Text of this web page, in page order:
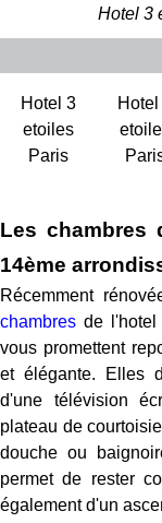
Hotel 3
Hotel 3
etoiles
Paris
Hotel
Les chambres
14ème
Récemment
chambres de l'hotel
vous promettent
et élégante. Elles
d'une télévision
plateau de
douche ou
permet de rester
également d'un